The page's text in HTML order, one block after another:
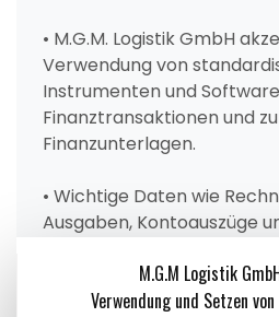
M.G.M Logistik
Verwendung und Setzen
• M.G.M. Logistik GmbH
Verwendung von
Instrumenten und
Finanztransaktionen und
Finanzunterlagen.
• Wichtige Daten wie
Ausgaben, Kontoauszüge
aufbewahrt und gemäß
Logistik GmbH-